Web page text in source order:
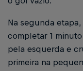
Na segunda
completar 1
pela esquerda e
primeira na